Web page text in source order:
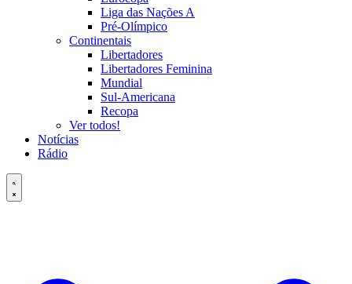
Liga das Nações A
Pré-Olímpico
Continentais
Libertadores
Libertadores Feminina
Mundial
Sul-Americana
Recopa
Ver todos!
Notícias
Rádio